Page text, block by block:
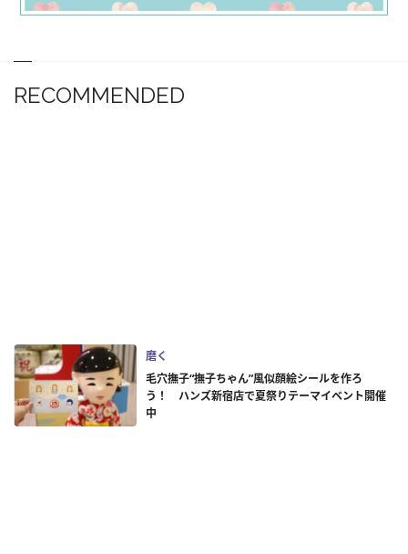
RECOMMENDED
磨く
毛穴撫子“撫子ちゃん”風似顔絵シールを作ろ
う！ ハンズ新宿店で夏祭りテーマイベント開催
中